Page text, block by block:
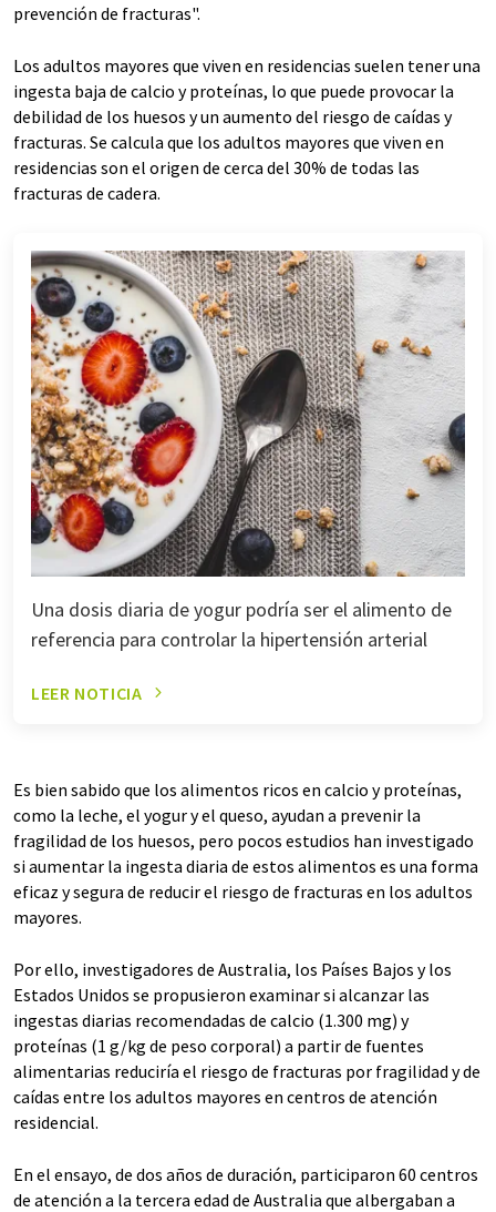
prevención de fracturas".
Los adultos mayores que viven en residencias suelen tener una
ingesta baja de calcio y proteínas, lo que puede provocar la
debilidad de los huesos y un aumento del riesgo de caídas y
fracturas. Se calcula que los adultos mayores que viven en
residencias son el origen de cerca del 30% de todas las
fracturas de cadera.
Una dosis diaria de yogur podría ser el alimento de
referencia para controlar la hipertensión arterial
LEER NOTICIA
Es bien sabido que los alimentos ricos en calcio y proteínas,
como la leche, el yogur y el queso, ayudan a prevenir la
fragilidad de los huesos, pero pocos estudios han investigado
si aumentar la ingesta diaria de estos alimentos es una forma
eficaz y segura de reducir el riesgo de fracturas en los adultos
mayores.
Por ello, investigadores de Australia, los Países Bajos y los
Estados Unidos se propusieron examinar si alcanzar las
ingestas diarias recomendadas de calcio (1.300 mg) y
proteínas (1 g/kg de peso corporal) a partir de fuentes
alimentarias reduciría el riesgo de fracturas por fragilidad y de
caídas entre los adultos mayores en centros de atención
residencial.
En el ensayo, de dos años de duración, participaron 60 centros
de atención a la tercera edad de Australia que albergaban a